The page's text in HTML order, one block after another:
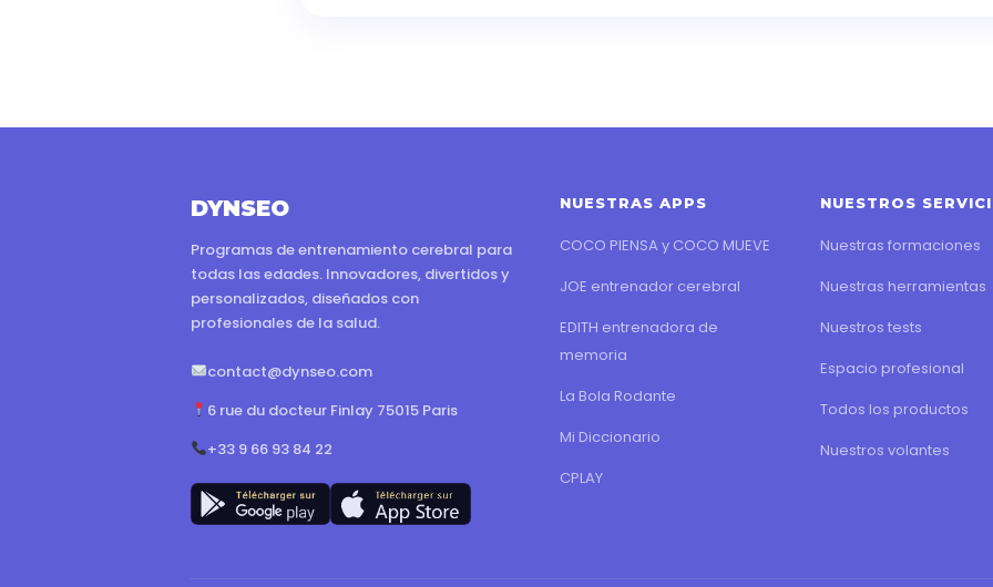
DYNSEO
Programas de entrenamiento cerebral para
todas las edades. Innovadores, divertidos y
personalizados, diseñados con
profesionales de la salud.
contact@dynseo.com
6 rue du docteur Finlay 75015 Paris
+33 9 66 93 84 22
NUESTRAS APPS
COCO PIENSA y COCO MUEVE
JOE entrenador cerebral
EDITH entrenadora de
memoria
La Bola Rodante
Mi Diccionario
CPLAY
NUESTROS
Nuestras formaciones
Nuestras herramientas
Nuestros tests
Espacio profesional
Todos los productos
Nuestros volantes